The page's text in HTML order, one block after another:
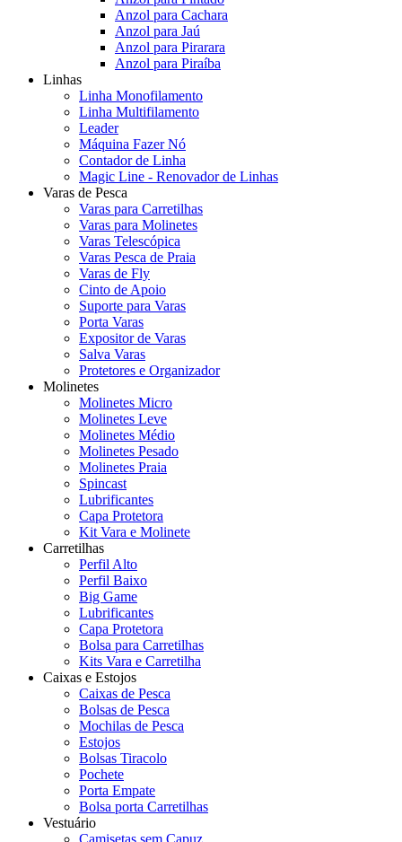
Anzol para Cachara
Anzol para Jaú
Anzol para Pirarara
Anzol para Piraíba
Linhas
Linha Monofilamento
Linha Multifilamento
Leader
Máquina Fazer Nó
Contador de Linha
Magic Line - Renovador de Linhas
Varas de Pesca
Varas para Carretilhas
Varas para Molinetes
Varas Telescópica
Varas Pesca de Praia
Varas de Fly
Cinto de Apoio
Suporte para Varas
Porta Varas
Expositor de Varas
Salva Varas
Protetores e Organizador
Molinetes
Molinetes Micro
Molinetes Leve
Molinetes Médio
Molinetes Pesado
Molinetes Praia
Spincast
Lubrificantes
Capa Protetora
Kit Vara e Molinete
Carretilhas
Perfil Alto
Perfil Baixo
Big Game
Lubrificantes
Capa Protetora
Bolsa para Carretilhas
Kits Vara e Carretilha
Caixas e Estojos
Caixas de Pesca
Bolsas de Pesca
Mochilas de Pesca
Estojos
Bolsas Tiracolo
Pochete
Porta Empate
Bolsa porta Carretilhas
Vestuário
Camisetas sem Capuz